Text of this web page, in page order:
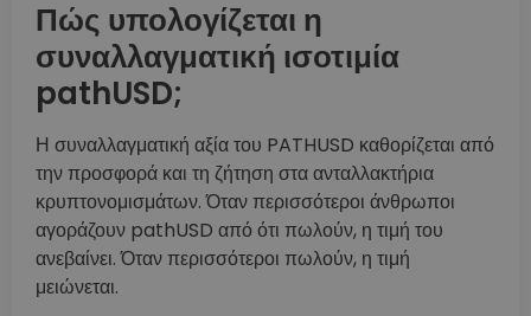
Πώς υπολογίζεται η
συναλλαγματική ισοτιμία
pathUSD;
Η συναλλαγματική αξία του PATHUSD καθορίζεται από
την προσφορά και τη ζήτηση στα ανταλλακτήρια
κρυπτονομισμάτων. Όταν περισσότεροι άνθρωποι
αγοράζουν pathUSD από ότι πωλούν, η τιμή του
ανεβαίνει. Όταν περισσότεροι πωλούν, η τιμή
μειώνεται.